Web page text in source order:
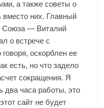
а также советы о
вместо них. Главный
Союза — Виталий
о встрече с
оскорблен ее
есть, но что задело
сокращения. Я
два часа работы, это
сайт не будет